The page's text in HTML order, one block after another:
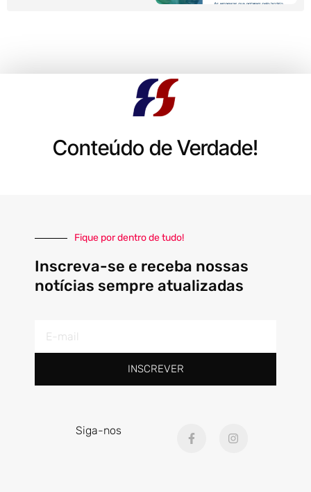
Conteúdo de Verdade!
Fique por dentro de tudo!
Inscreva-se e receba nossas
notícias sempre atualizadas
mail
INSCREVER
Siga-nos
a
n